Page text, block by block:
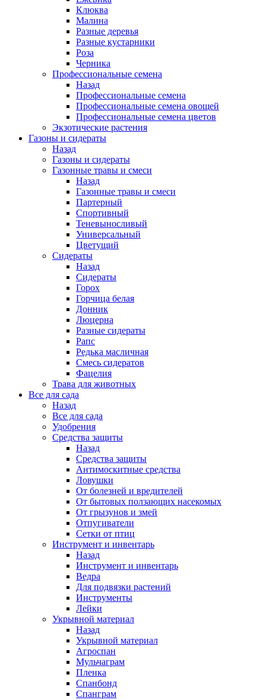
Клюква
Малина
Разные деревья
Разные кустарники
Роза
Черника
Профессиональные семена
Назад
Профессиональные семена
Профессиональные семена овощей
Профессиональные семена цветов
Экзотические растения
Газоны и сидераты
Назад
Газоны и сидераты
Газонные травы и смеси
Назад
Газонные травы и смеси
Партерный
Спортивный
Теневыносливый
Универсальный
Цветущий
Сидераты
Назад
Сидераты
Горох
Горчица белая
Донник
Люцерна
Разные сидераты
Рапс
Редька масличная
Смесь сидератов
Фацелия
Трава для животных
Все для сада
Назад
Все для сада
Удобрения
Средства защиты
Назад
Средства защиты
Антимоскитные средства
Ловушки
От болезней и вредителей
От бытовых ползающих насекомых
От грызунов и змей
Отпугиватели
Сетки от птиц
Инструмент и инвентарь
Назад
Инструмент и инвентарь
Ведра
Для подвязки растений
Инструменты
Лейки
Укрывной материал
Назад
Укрывной материал
Агроспан
Мульчаграм
Пленка
Спанбонд
Спанграм